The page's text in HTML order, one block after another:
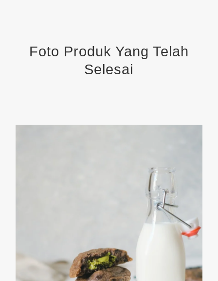
Foto Produk Yang Telah
Selesai